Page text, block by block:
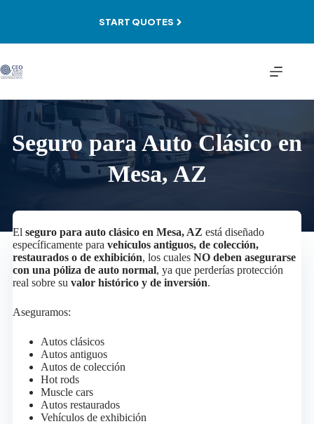
START QUOTES
Seguro para Auto Clásico en
Mesa, AZ
El seguro para auto clásico en Mesa, AZ está diseñado
específicamente para vehículos antiguos, de colección,
restaurados o de exhibición, los cuales NO deben asegurarse
con una póliza de auto normal, ya que perderías protección
real sobre su valor histórico y de inversión.
Aseguramos:
Autos clásicos
Autos antiguos
Autos de colección
Hot rods
Muscle cars
Autos restaurados
Vehículos de exhibición